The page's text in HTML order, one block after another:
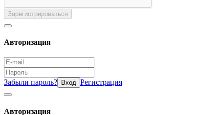
Зарегистрироваться
Авторизация
Забыли пароль? Вход Регистрация
Авторизация